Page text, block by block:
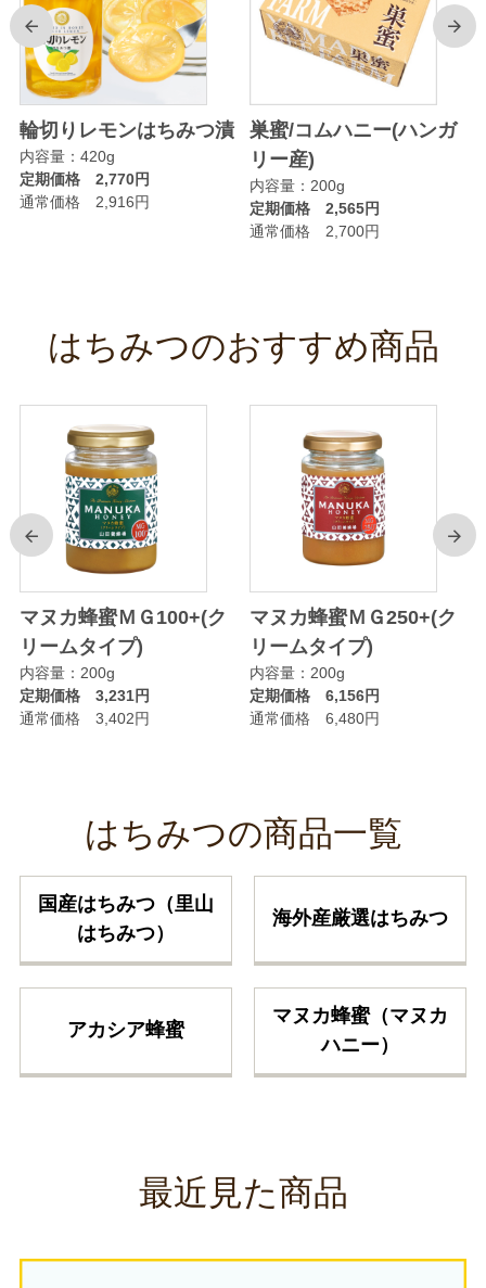
前
輪切りレモンはちみつ漬
内容量：420g
定期価格 2,770円
通常価格 2,916円
巣蜜/コムハニー(ハンガ
リー産)
内容量：200g
定期価格 2,565円
通常価格 2,700円
次
はちみつのおすすめ商品
前
マヌカ蜂蜜ＭＧ100+(ク
リームタイプ)
内容量：200g
定期価格 3,231円
通常価格 3,402円
マヌカ蜂蜜ＭＧ250+(ク
リームタイプ)
内容量：200g
定期価格 6,156円
通常価格 6,480円
次
はちみつの商品一覧
国産はちみつ（里山
はちみつ）
海外産厳選はちみつ
アカシア蜂蜜
マヌカ蜂蜜（マヌカ
ハニー）
最近見た商品